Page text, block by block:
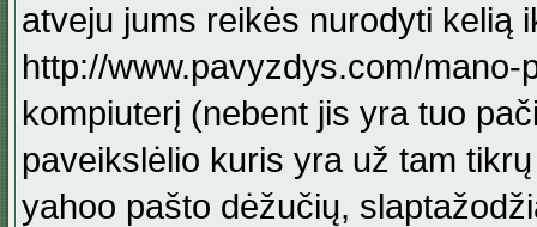
atveju jums reikės nurodyti kelią
http://www.pavyzdys.com/
kompiuterį (nebent jis yra tuo
paveikslėlio kuris yra už tam
yahoo pašto dėžučių,